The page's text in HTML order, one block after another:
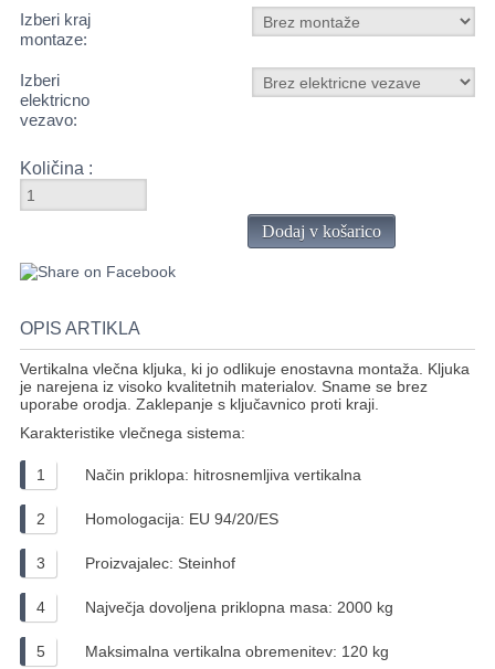
Izberi kraj
montaze:
Izberi
elektricno
vezavo:
Količina :
Dodaj v košarico
OPIS ARTIKLA
Vertikalna vlečna kljuka, ki jo odlikuje enostavna montaža. Kljuka
je narejena iz visoko kvalitetnih materialov. Sname se brez
uporabe orodja. Zaklepanje s ključavnico proti kraji.
Karakteristike vlečnega sistema:
Način priklopa: hitrosnemljiva vertikalna
Homologacija: EU 94/20/ES
Proizvajalec: Steinhof
Največja dovoljena priklopna masa: 2000 kg
Maksimalna vertikalna obremenitev: 120 kg